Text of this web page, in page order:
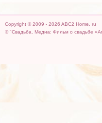
Copyright © 2009 - 2026 ABC2 Home. ru
© "Свадьба. Медиа: Фильм о свадьбе